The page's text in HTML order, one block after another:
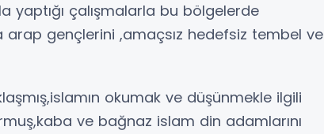
yaptığı çalışmalarla bu bölgelerde
gençlerini ,amaçsız hedefsiz tembel ve
okumak ve düşünmekle ilgili
ve bağnaz islam din adamlarını